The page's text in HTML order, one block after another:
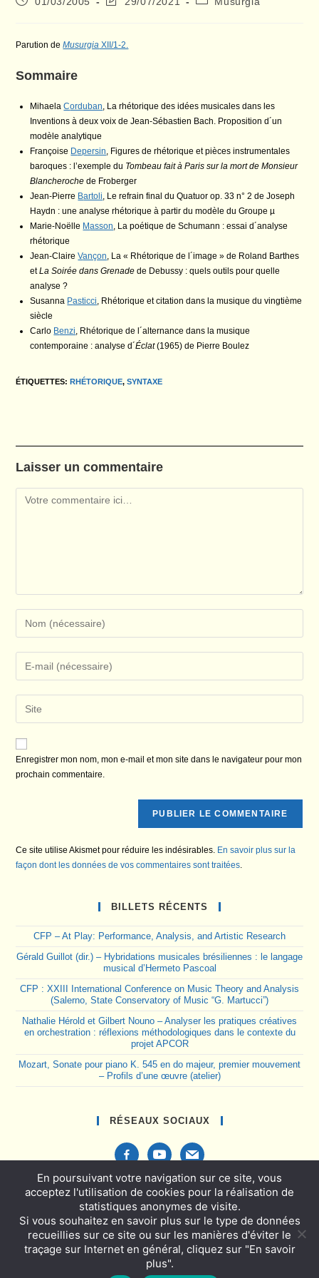
la
Parution deMusurgia XII/1-2.
Sommaire
MihaelaCorduban, La rhétorique des idées musicales dans les
Inventions à deux voix de Jean-Sébastien Bach. Proposition d´un
modèle analytique
Françoise Depersin, Figures de rhétorique et pièces instrumentales
baroques : l’exemple du Tombeau fait à Paris sur la mort de Monsieur
Blancheroche de Froberger
Jean-Pierre Bartoli, Le refrain final du Quatuor op. 33 n° 2 de Joseph
Haydn : une analyse rhétorique à partir du modèle du Groupe µ
Marie-Noëlle Masson, La poétique de Schumann : essai d´analyse
rhétorique
Jean-ClaireVançon, La « Rhétorique de l´image » de Roland Barthes
etLa Soirée dans Grenade de Debussy : quels outils pour quelle
analyse ?
Susanna Pasticci, Rhétorique et citation dans la musique du vingtième
siècle
Carlo Benzi, Rhétorique de l´alternance dans la musique
contemporaine : analyse d´Éclat(1965) de Pierre Boulez
ÉTIQUETTES:RHÉTORIQUE, SYNTAXE
Laisser un commentaire
Comment
your
name
comment
your
email
address
comment
l’URL
de
votre
site
Enregistrer mon nom, mon e-mail et mon site dans le navigateur pour mon
prochain commentaire.
Ce site utilise Akismet pour réduire les indésirables. En savoir plus sur la
façon dont les données de vos commentaires sont traitées.
BILLETS RÉCENTS
CFP – At Play: Performance, Analysis, and Artistic Research
Gérald Guillot (dir.) – Hybridations musicales brésiliennes : le langage
musical d’Hermeto Pascoal
CFP : XXIII International Conference on Music Theory and Analysis
(Salerno, State Conservatory of Music “G. Martucci”)
Nathalie Hérold et Gilbert Nouno – Analyser les pratiques créatives
en orchestration : réflexions méthodologiques dans le contexte du
projet APCOR
Mozart, Sonate pour piano K. 545 en do majeur, premier mouvement
– Profils d’une œuvre (atelier)
RÉSEAUX SOCIAUX
facebook-
alt
youtubemail
Politique de confidentialité et mentions légales
Activités
En poursuivant votre navigation sur ce site, vous
acceptez l'utilisation de cookies pour la réalisation de
statistiques anonymes de visite.
Si vous souhaitez en savoir plus sur le type de données
recueillies sur ce site ou sur les manières d'éviter le
traçage sur Internet en général, cliquez sur "En savoir
plus".